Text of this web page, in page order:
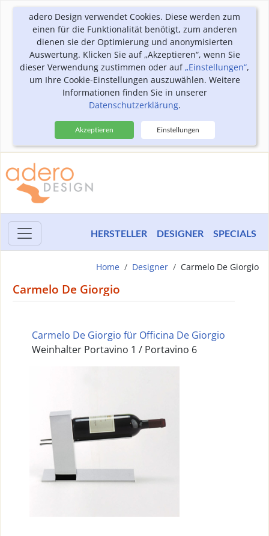
adero Design verwendet Cookies. Diese werden zum
einen für die Funktionalität benötigt, zum anderen
dienen sie der Optimierung und anonymisierten
Auswertung. Klicken Sie auf „Akzeptieren“, wenn Sie
dieser Verwendung zustimmen oder auf„Einstellungen“,
um Ihre Cookie-Einstellungen auszuwählen. Weitere
Informationen finden Sie in unserer
Datenschutzerklärung.
Akzeptieren Einstellungen
HERSTELLER DESIGNER SPECIALS
Home Designer Carmelo De Giorgio
Carmelo De Giorgio
Carmelo De Giorgio für Officina De Giorgio
Weinhalter Portavino 1 / Portavino 6